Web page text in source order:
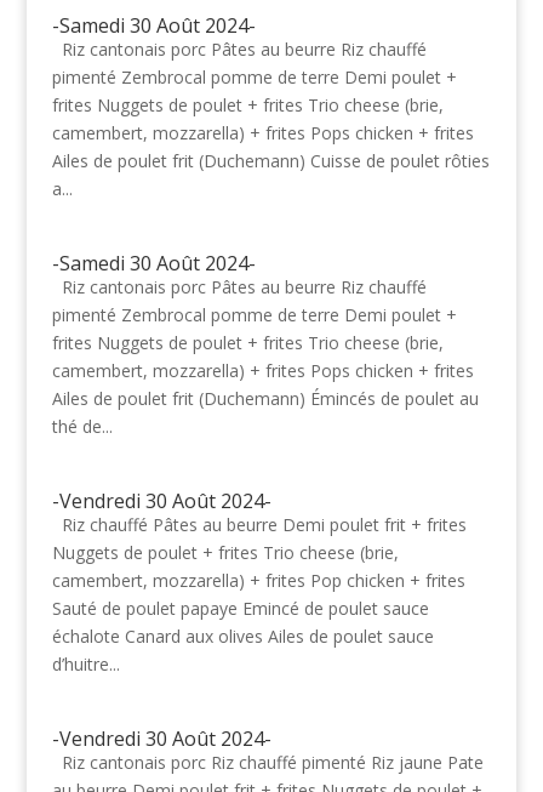
-Samedi 30 Août 2024-
Riz cantonais porc Pâtes au beurre Riz chauffé
pimenté Zembrocal pomme de terre Demi poulet +
frites Nuggets de poulet + frites Trio cheese (brie,
camembert, mozzarella) + frites Pops chicken + frites
Ailes de poulet frit (Duchemann) Cuisse de poulet rôties
a...
-Samedi 30 Août 2024-
Riz cantonais porc Pâtes au beurre Riz chauffé
pimenté Zembrocal pomme de terre Demi poulet +
frites Nuggets de poulet + frites Trio cheese (brie,
camembert, mozzarella) + frites Pops chicken + frites
Ailes de poulet frit (Duchemann) Émincés de poulet au
thé de...
-Vendredi 30 Août 2024-
Riz chauffé Pâtes au beurre Demi poulet frit + frites
Nuggets de poulet + frites Trio cheese (brie,
camembert, mozzarella) + frites Pop chicken + frites
Sauté de poulet papaye Emincé de poulet sauce
échalote Canard aux olives Ailes de poulet sauce
d’huitre...
-Vendredi 30 Août 2024-
Riz cantonais porc Riz chauffé pimenté Riz jaune Pate